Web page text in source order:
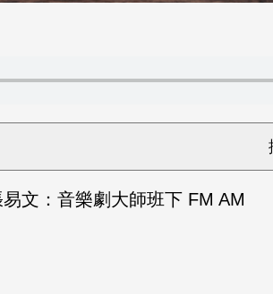
文：音樂劇大師班下 FM AM